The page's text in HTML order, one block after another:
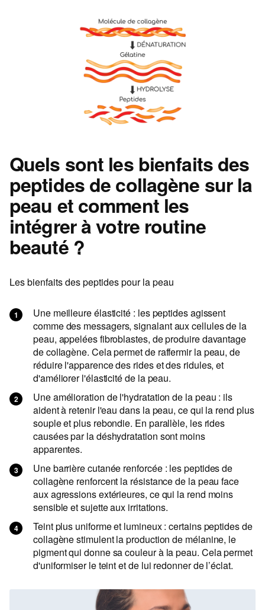
Quels sont les bienfaits des
peptides de collagène sur la
peau et comment les
intégrer à votre routine
beauté ?
Les bienfaits des peptides pour la peau
Une meilleure élasticité : les peptides agissent
comme des messagers, signalant aux cellules de la
peau, appelées fibroblastes, de produire davantage
de collagène. Cela permet de raffermir la peau, de
réduire l'apparence des rides et des ridules, et
d'améliorer l'élasticité de la peau.
Une amélioration de l'hydratation de la peau : ils
aident à retenir l'eau dans la peau, ce qui la rend plus
souple et plus rebondie. En parallèle, les rides
causées par la déshydratation sont moins
apparentes.
Une barrière cutanée renforcée : les peptides de
collagène renforcent la résistance de la peau face
aux agressions extérieures, ce qui la rend moins
sensible et sujette aux irritations.
Teint plus uniforme et lumineux : certains peptides de
collagène stimulent la production de mélanine, le
pigment qui donne sa couleur à la peau. Cela permet
d'uniformiser le teint et de lui redonner de l’éclat.